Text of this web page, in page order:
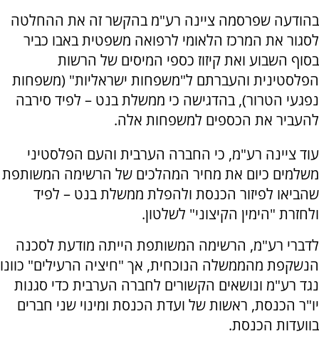
בהודעה שפרסמה ציינה רע"מ בהקשר זה את ההחלטה
לסגור את המרכז הלאומי לרפואה משפטית באבו כביר
בסוף השבוע ואת קיזוז כספי המיסים של הרשות
הפלסטינית והעברתם ל"משפחות ישראליות" (משפחות
נפגעי הטרור), בהדגישה כי ממשלת בנט – לפיד סירבה
להעביר את הכספים למשפחות אלה.
עוד ציינה רע"מ, כי החברה הערבית והעם הפלסטיני
משלמים כיום את מחיר המהלכים של הרשימה המשותפת
שהביאו לפיזור הכנסת ולהפלת ממשלת בנט – לפיד
ולחזרת "הימין הקיצוני" לשלטון.
לדברי רע"מ, הרשימה המשותפת הייתה מודעת לסכנה
הנשקפת מהממשלה הנוכחית, אך "חיציה הרעילים" כוונו
נגד רע"מ ונושאים הקשורים לחברה הערבית כדי סגנות
יו"ר הכנסת, ראשות של ועדת הכנסת ומינוי שני חברים
בוועדות הכנסת.